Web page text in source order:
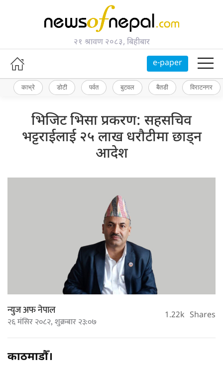
२१ श्रावण २०८३, बिहीबार
e-paper
काभ्रे डोटी पर्वत बुटवल बैतडी विराटनगर
भिजिट भिसा प्रकरण: सहसचिव
भट्टराईलाई २५ लाख धरौटीमा छाड्न
आदेश
न्युज अफ नेपाल
२६ मंसिर २०८२, शुक्रबार २३:०७ 1.22k Shares
काठमाडौँ।